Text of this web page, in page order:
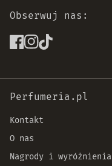
Obserwuj nas:
Perfumeria.pl
Kontakt
O nas
Nagrody i wyróżnienia